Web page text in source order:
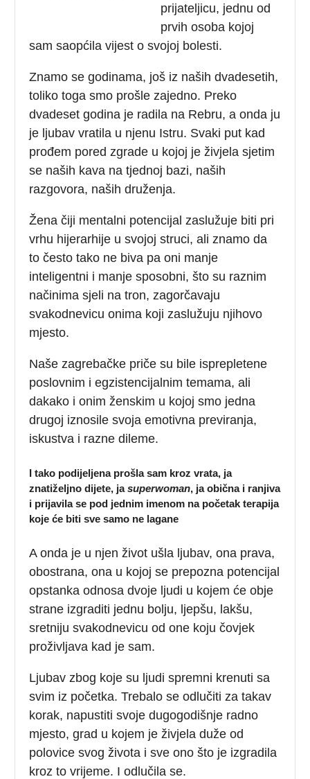
prijateljicu, jednu od
prvih osoba kojoj
sam saopćila vijest o svojoj bolesti.
Znamo se godinama, još iz naših dvadesetih,
toliko toga smo prošle zajedno. Preko
dvadeset godina je radila na Rebru, a onda ju
je ljubav vratila u njenu Istru. Svaki put kad
prođem pored zgrade u kojoj je živjela sjetim
se naših kava na tjednoj bazi, naših
razgovora, naših druženja.
Žena čiji mentalni potencijal zaslužuje biti pri
vrhu hijerarhije u svojoj struci, ali znamo da
to često tako ne biva pa oni manje
inteligentni i manje sposobni, što su raznim
načinima sjeli na tron, zagorčavaju
svakodnevicu onima koji zaslužuju njihovo
mjesto.
Naše zagrebačke priče su bile isprepletene
poslovnim i egzistencijalnim temama, ali
dakako i onim ženskim u kojoj smo jedna
drugoj iznosile svoja emotivna previranja,
iskustva i razne dileme.
I tako podijeljena prošla sam kroz vrata, ja
znatiželjno dijete, jasuperwoman, ja obična i ranjiva
i prijavila se pod jednim imenom na početak terapija
koje će biti sve samo ne lagane
A onda je u njen život ušla ljubav, ona prava,
obostrana, ona u kojoj se prepozna potencijal
opstanka odnosa dvoje ljudi u kojem će obje
strane izgraditi jednu bolju, ljepšu, lakšu,
sretniju svakodnevicu od one koju čovjek
proživljava kad je sam.
Ljubav zbog koje su ljudi spremni krenuti sa
svim iz početka. Trebalo se odlučiti za takav
korak, napustiti svoje dugogodišnje radno
mjesto, grad u kojem je živjela duže od
polovice svog života i sve ono što je izgradila
kroz to vrijeme. I odlučila se.